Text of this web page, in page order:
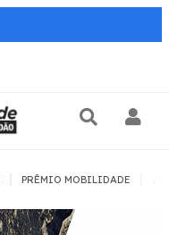
PRÊMIO MOBILIDADE